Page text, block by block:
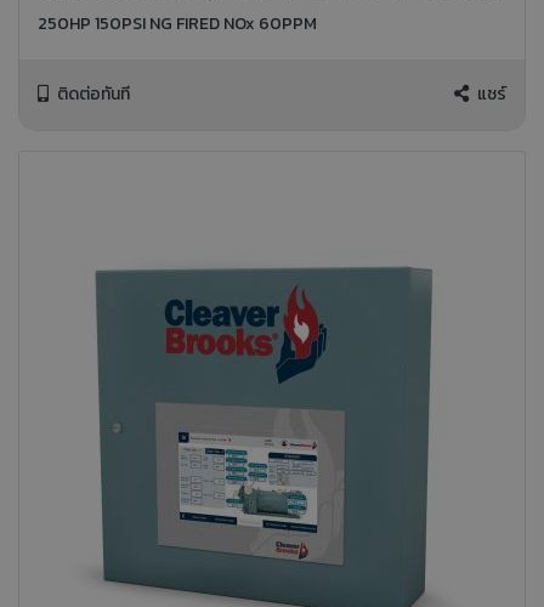
250HP 150PSI NG FIRED NOx 60PPM
ติดต่อทันที แชร์